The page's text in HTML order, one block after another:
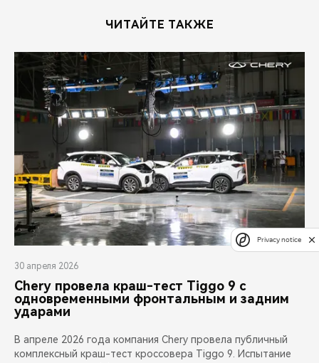
ЧИТАЙТЕ ТАКЖЕ
30 апреля 2026
Chery провела краш-тест Tiggo 9 с
одновременными фронтальным и задним
ударами
В апреле 2026 года компания Chery провела публичный
комплексный краш-тест кроссовера Tiggo 9. Испытание
Privacy notice